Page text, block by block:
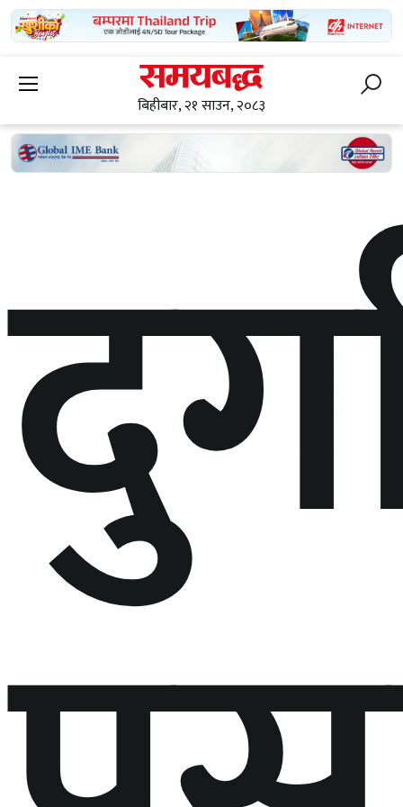
बिहीबार, २१ साउन, २०८३